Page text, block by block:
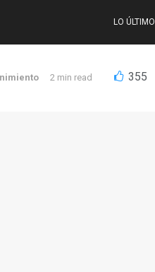
LO ÚLTIMO
2 min read 355